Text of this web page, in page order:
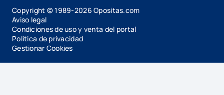
Copyright © 1989-2026 Opositas.com
Aviso legal
Condiciones de uso y venta del portal
Política de privacidad
Gestionar Cookies